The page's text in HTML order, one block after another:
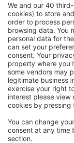
Kies uit meer
Meest
Hotels in de
Hotels in Myrtle